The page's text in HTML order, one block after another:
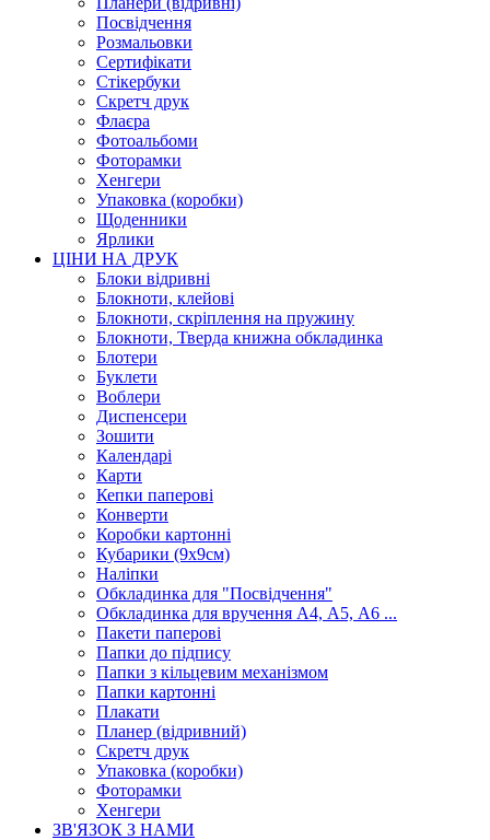
Посвідчення
Розмальовки
Сертифікати
Стікербуки
Скретч друк
Флаєра
Фотоальбоми
Фоторамки
Хенгери
Упаковка (коробки)
Щоденники
Ярлики
ЦІНИ НА ДРУК
Блоки відривні
Блокноти, клейові
Блокноти, скріплення на пружину
Блокноти, Тверда книжна обкладинка
Блотери
Буклети
Воблери
Диспенсери
Зошити
Календарі
Карти
Кепки паперові
Конверти
Коробки картонні
Кубарики (9х9см)
Наліпки
Обкладинка для "Посвідчення"
Обкладинка для вручення А4, А5, А6 ...
Пакети паперові
Папки до підпису
Папки з кільцевим механізмом
Папки картонні
Плакати
Планер (відривний)
Скретч друк
Упаковка (коробки)
Фоторамки
Хенгери
ЗВ'ЯЗОК З НАМИ